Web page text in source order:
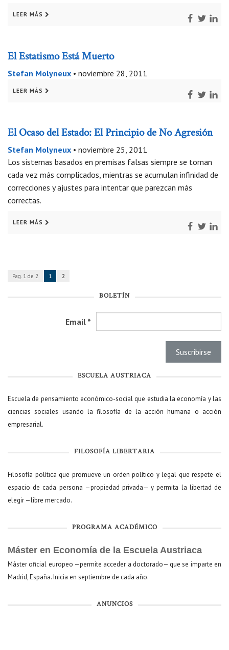
LEER MÁS
El Estatismo Está Muerto
Stefan Molyneux • noviembre 28, 2011
LEER MÁS
El Ocaso del Estado: El Principio de No Agresión
Stefan Molyneux • noviembre 25, 2011
Los sistemas basados en premisas falsas siempre se tornan
cada vez más complicados, mientras se acumulan infinidad de
correcciones y ajustes para intentar que parezcan más
correctas.
LEER MÁS
Pag. 1 de 2 1 2
BOLETÍN
Email *
ESCUELA AUSTRIACA
Escuela de pensamiento económico-social que estudia la economía y las
ciencias sociales usando la filosofía de la acción humana o acción
empresarial.
FILOSOFÍA LIBERTARIA
Filosofía política que promueve un orden político y legal que respete el
espacio de cada persona —propiedad privada— y permita la libertad de
elegir —libre mercado.
PROGRAMA ACADÉMICO
Máster en Economía de la Escuela Austriaca
Máster oficial europeo —permite acceder a doctorado— que se imparte en
Madrid, España. Inicia en septiembre de cada año.
ANUNCIOS